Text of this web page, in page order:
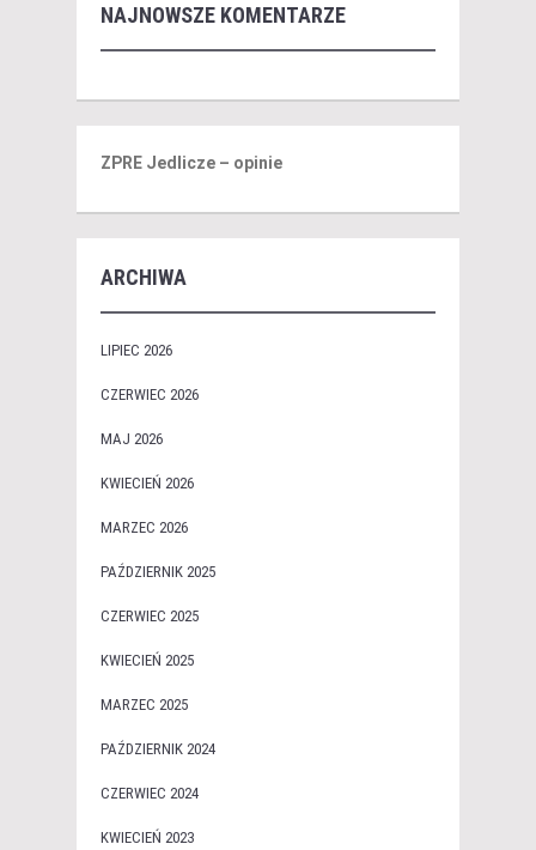
NAJNOWSZE KOMENTARZE
ZPRE Jedlicze – opinie
ARCHIWA
LIPIEC 2026
CZERWIEC 2026
MAJ 2026
KWIECIEŃ 2026
MARZEC 2026
PAŹDZIERNIK 2025
CZERWIEC 2025
KWIECIEŃ 2025
MARZEC 2025
PAŹDZIERNIK 2024
CZERWIEC 2024
KWIECIEŃ 2023